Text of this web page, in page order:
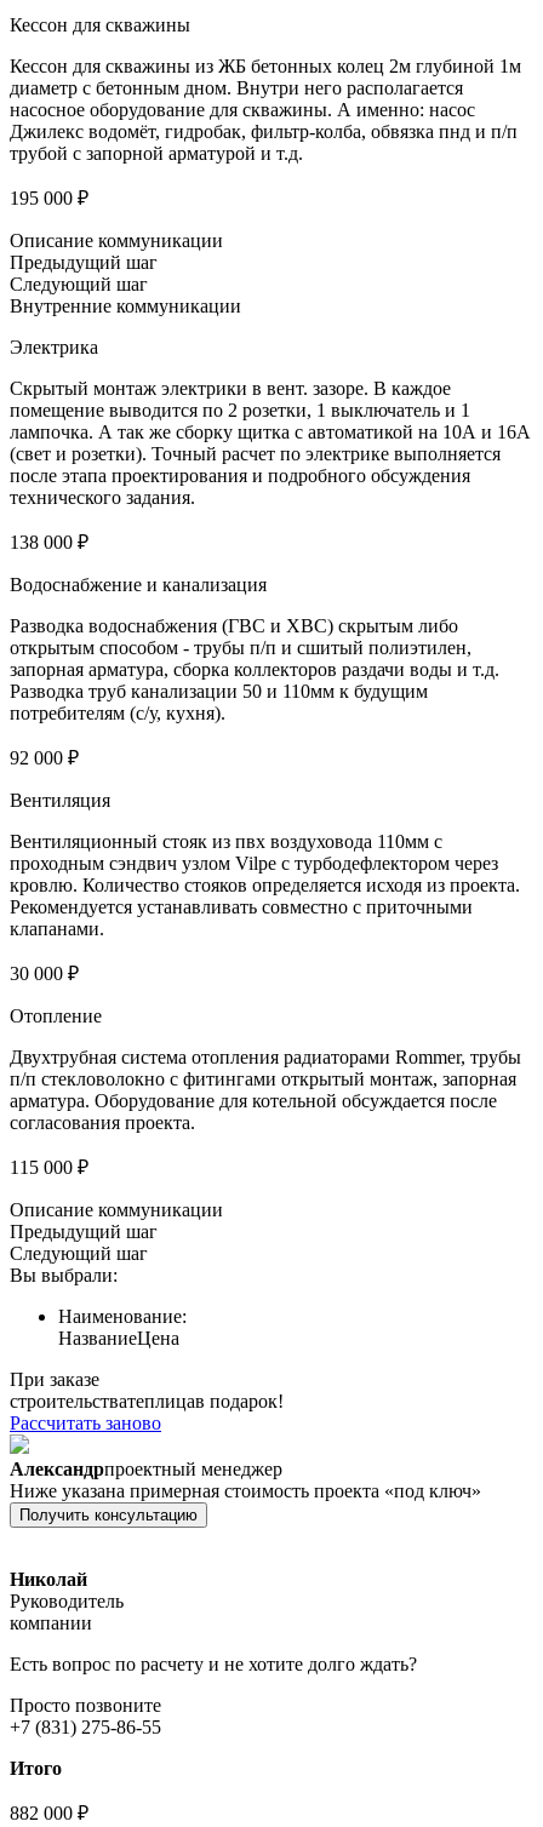
Кессон для скважины
Кессон для скважины из ЖБ бетонных колец 2м глубиной 1м
диаметр с бетонным дном. Внутри него располагается
насосное оборудование для скважины. А именно: насос
Джилекс водомёт, гидробак, фильтр-колба, обвязка пнд и п/п
трубой с запорной арматурой и т.д.
195 000 ₽
Описание коммуникации
Предыдущий шаг
Следующий шаг
Внутренние коммуникации
Электрика
Скрытый монтаж электрики в вент. зазоре. В каждое
помещение выводится по 2 розетки, 1 выключатель и 1
лампочка. А так же сборку щитка с автоматикой на 10А и 16А
(свет и розетки). Точный расчет по электрике выполняется
после этапа проектирования и подробного обсуждения
технического задания.
138 000 ₽
Водоснабжение и канализация
Разводка водоснабжения (ГВС и ХВС) скрытым либо
открытым способом - трубы п/п и сшитый полиэтилен,
запорная арматура, сборка коллекторов раздачи воды и т.д.
Разводка труб канализации 50 и 110мм к будущим
потребителям (с/у, кухня).
92 000 ₽
Вентиляция
Вентиляционный стояк из пвх воздуховода 110мм с
проходным сэндвич узлом Vilpe с турбодефлектором через
кровлю. Количество стояков определяется исходя из проекта.
Рекомендуется устанавливать совместно с приточными
клапанами.
30 000 ₽
Отопление
Двухтрубная система отопления радиаторами Rommer, трубы
п/п стекловолокно с фитингами открытый монтаж, запорная
арматура. Оборудование для котельной обсуждается после
согласования проекта.
115 000 ₽
Описание коммуникации
Предыдущий шаг
Следующий шаг
Вы выбрали:
Наименование:
НазваниеЦена
При заказе
строительстватеплицав подарок!
Рассчитать заново
Александрпроектный менеджер
Ниже указана примерная стоимость проекта «под ключ»
Получить консультацию
Николай
Руководитель
компании
Есть вопрос по расчету и не хотите долго ждать?
Просто позвоните
+7 (831) 275-86-55
Итого
882 000 ₽